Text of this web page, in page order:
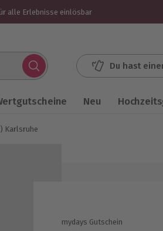
alle Erlebnisse einlösbar
Du hast
Neu
Karlsruhe
mydays Gutschein